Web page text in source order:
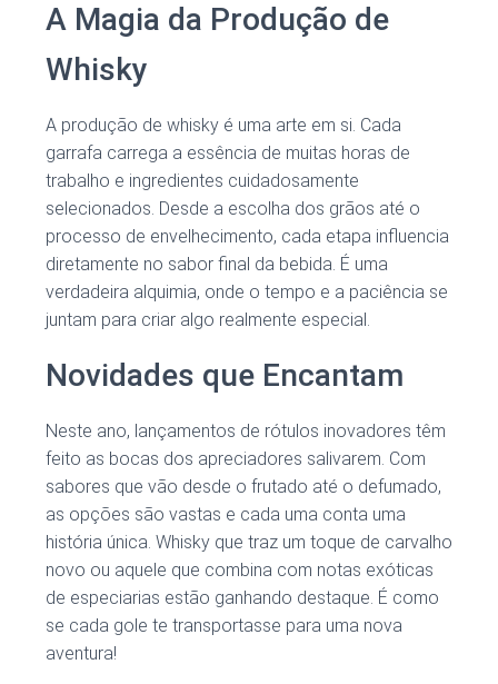
A Magia da Produção de
Whisky
A produção de whisky é uma arte em si. Cada
garrafa carrega a essência de muitas horas de
trabalho e ingredientes cuidadosamente
selecionados. Desde a escolha dos grãos até o
processo de envelhecimento, cada etapa influencia
diretamente no sabor final da bebida. É uma
verdadeira alquimia, onde o tempo e a paciência se
juntam para criar algo realmente especial.
Novidades que Encantam
Neste ano, lançamentos de rótulos inovadores têm
feito as bocas dos apreciadores salivarem. Com
sabores que vão desde o frutado até o defumado,
as opções são vastas e cada uma conta uma
história única. Whisky que traz um toque de carvalho
novo ou aquele que combina com notas exóticas
de especiarias estão ganhando destaque. É como
se cada gole te transportasse para uma nova
aventura!